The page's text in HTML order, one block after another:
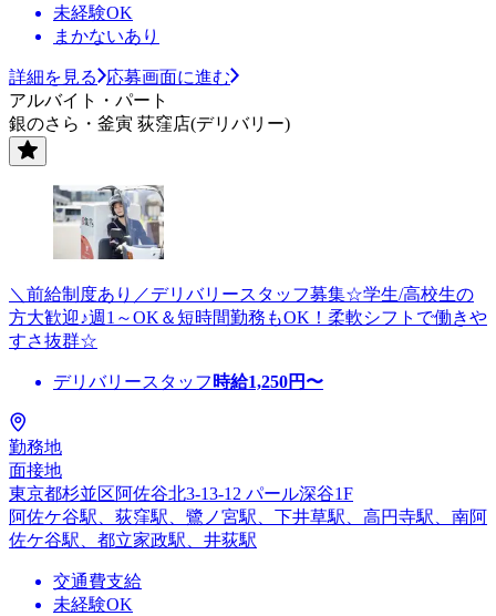
未経験OK
まかないあり
詳細を見る
応募画面に進む
アルバイト・パート
銀のさら・釜寅 荻窪店(デリバリー)
＼前給制度あり／デリバリースタッフ募集☆学生/高校生の
方大歓迎♪週1～OK＆短時間勤務もOK！柔軟シフトで働きや
すさ抜群☆
デリバリースタッフ 時給1,250円〜
勤務地
面接地
東京都杉並区阿佐谷北3-13-12 パール深谷1F
阿佐ケ谷駅、荻窪駅、鷺ノ宮駅、下井草駅、高円寺駅、南阿
佐ケ谷駅、都立家政駅、井荻駅
交通費支給
未経験OK